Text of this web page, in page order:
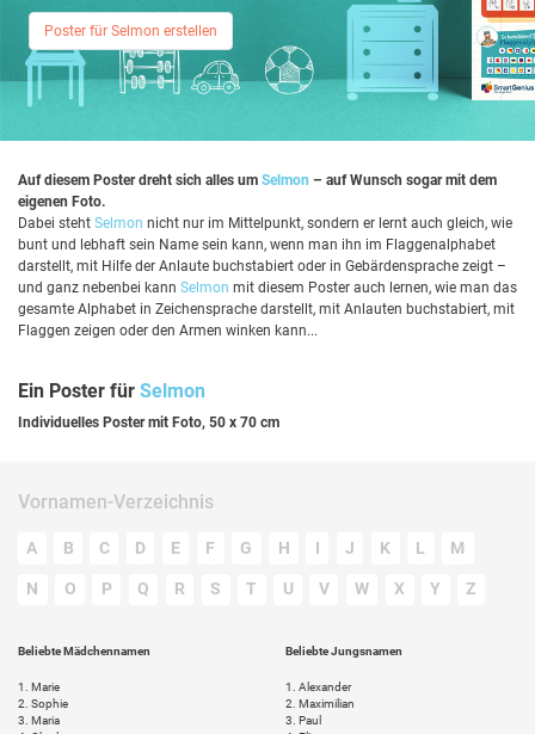
Poster für Selmon erstellen
Auf diesem Poster dreht sich alles um Selmon – auf Wunsch sogar mit dem
eigenen Foto.
Dabei steht Selmon nicht nur im Mittelpunkt, sondern er lernt auch gleich, wie
bunt und lebhaft sein Name sein kann, wenn man ihn im Flaggenalphabet
darstellt, mit Hilfe der Anlaute buchstabiert oder in Gebärdensprache zeigt –
und ganz nebenbei kann Selmon mit diesem Poster auch lernen, wie man das
gesamte Alphabet in Zeichensprache darstellt, mit Anlauten buchstabiert, mit
Flaggen zeigen oder den Armen winken kann...
Ein Poster für Selmon
Individuelles Poster mit Foto, 50 x 70 cm
Vornamen-Verzeichnis
A B C D E F G H I J K L M
N O P Q R S T U V W X Y Z
Beliebte Mädchennamen
1.
Marie
2. Sophie
3. Maria
Beliebte Jungsnamen
1.
Alexander
2. Maximilian
3. Paul